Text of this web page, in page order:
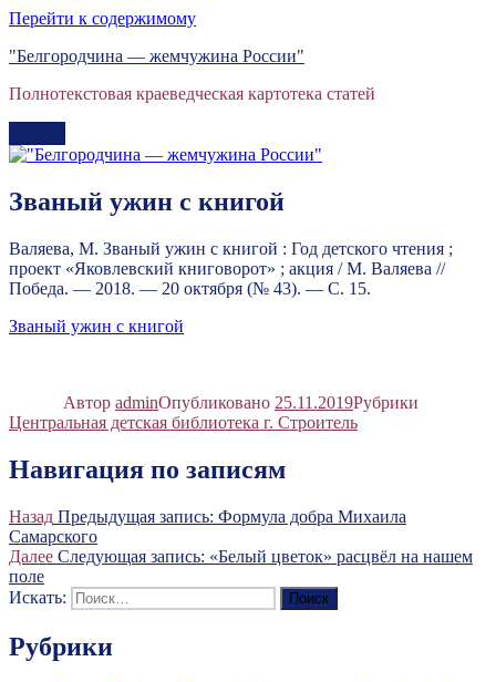
Перейти к содержимому
"Белгородчина — жемчужина России"
Полнотекстовая краеведческая картотека статей
Званый ужин с книгой
Валяева, М. Званый ужин с книгой : Год детского чтения ;
проект «Яковлевский книговорот» ; акция / М. Валяева //
Победа. — 2018. — 20 октября (№ 43). — С. 15.
Званый ужин с книгой
Автор adminОпубликовано 25.11.2019Рубрики
Центральная детская библиотека г. Строитель
Навигация по записям
Назад Предыдущая запись: Формула добра Михаила
Самарского
Далее Следующая запись: «Белый цветок» расцвёл на нашем
поле
Искать:
Поиск
Рубрики